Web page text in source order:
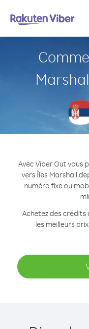
Avec Viber Out vous
vers Îles Marshall
numéro fixe ou
Achetez des crédits
les meilleurs